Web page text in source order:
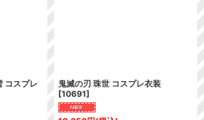
コスプレ
鬼滅の刃 珠世 コスプレ衣装
[10691]